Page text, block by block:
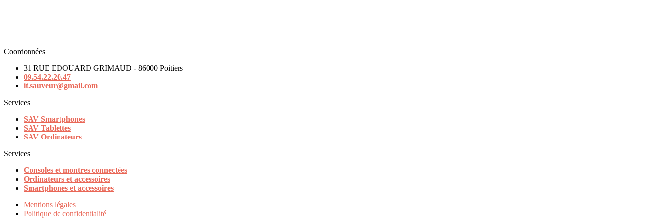
Coordonnées
31 RUE EDOUARD GRIMAUD - 86000 Poitiers
09.54.22.20.47
it.sauveur@gmail.com
Services
SAV Smartphones
SAV Tablettes
SAV Ordinateurs
Services
Consoles et montres connectées
Ordinateurs et accessoires
Smartphones et accessoires
Mentions légales
Politique de confidentialité